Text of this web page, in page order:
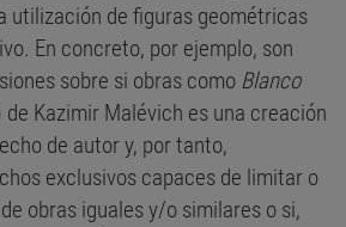
utilización de figuras geométricas
En concreto, por ejemplo, son
sobre si obras como Blanco
Kazimir Malévich es una creación
de autor y, por tanto,
exclusivos capaces de limitar o
obras iguales y/o similares o si,